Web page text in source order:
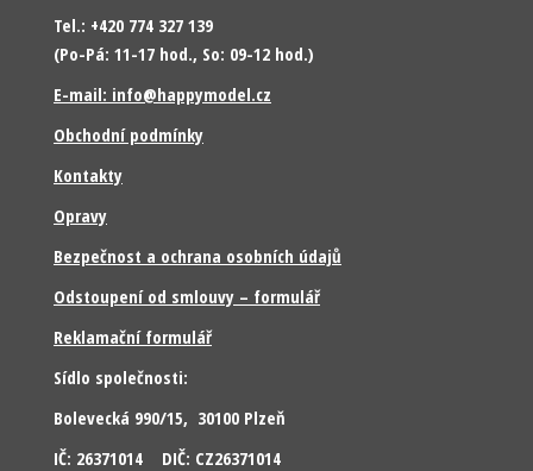
Tel.: +420 774 327 139
(Po-Pá: 11-17 hod., So: 09-12 hod.)
E-mail: info@happymodel.cz
Obchodní podmínky
Kontakty
Opravy
Bezpečnost a ochrana osobních údajů
Odstoupení od smlouvy – formulář
Reklamační formulář
Sídlo společnosti:
Bolevecká 990/15, 30100 Plzeň
IČ: 26371014 DIČ: CZ26371014